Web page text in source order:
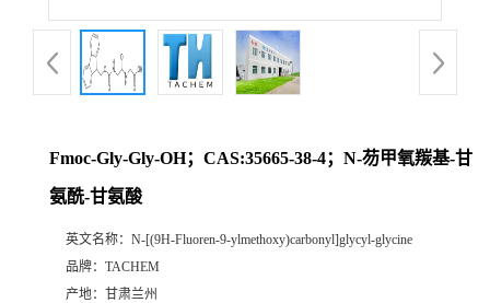
Fmoc-Gly-Gly-OH；CAS:35665-38-4；N-芴甲氧羰基-甘
氨酰-甘氨酸
英文名称： N-[(9H-Fluoren-9-ylmethoxy)carbonyl]glycyl-glycine
品牌： TACHEM
产地： 甘肃兰州